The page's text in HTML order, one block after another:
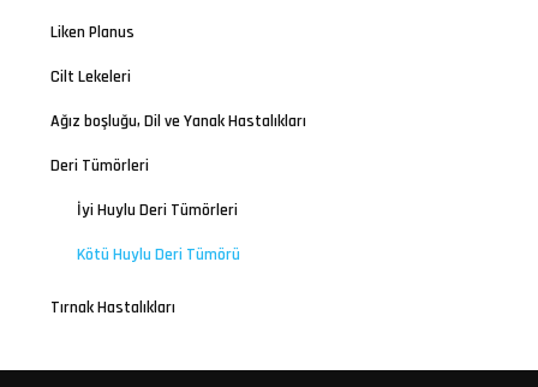
Liken Planus
Cilt Lekeleri
Ağız boşluğu, Dil ve Yanak Hastalıkları
Deri Tümörleri
İyi Huylu Deri Tümörleri
Kötü Huylu Deri Tümörü
Tırnak Hastalıkları